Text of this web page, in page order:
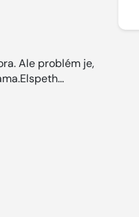
Ale problém je,